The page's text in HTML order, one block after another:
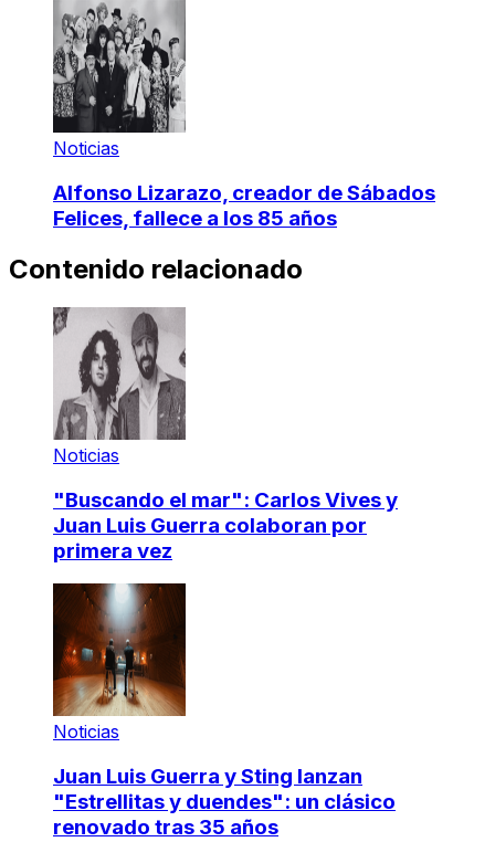
Noticias
Alfonso Lizarazo, creador de Sábados
Felices, fallece a los 85 años
Contenido relacionado
Noticias
"Buscando el mar": Carlos Vives y
Juan Luis Guerra colaboran por
primera vez
Noticias
Juan Luis Guerra y Sting lanzan
"Estrellitas y duendes": un clásico
renovado tras 35 años